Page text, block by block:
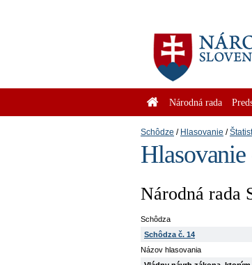
Národná rada
Schôdze Hlasovanie
Národná rada
Schôdza
Schôdza č. 14
Názov hlasovania